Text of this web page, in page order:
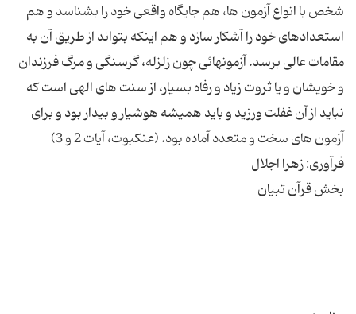
شخص با انواع آزمون ها، هم جایگاه واقعی خود را بشناسد و هم
استعدادهای خود را آشكار سازد و هم اینكه بتواند از طریق آن به
مقامات عالی برسد. آزمونهائی چون زلزله، گرسنگی و مرگ فرزندان
و خویشان و یا ثروت زیاد و رفاه بسیار، از سنت های الهی است كه
نباید از آن غفلت ورزید و باید همیشه هوشیار و بیدار بود و برای